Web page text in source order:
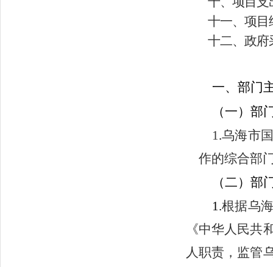
十一、项目
十二、政府
一、部门
（一）部
1 .乌海市
作的综合部
（二）部
1.根据乌
《中华人民共
人职责，监管